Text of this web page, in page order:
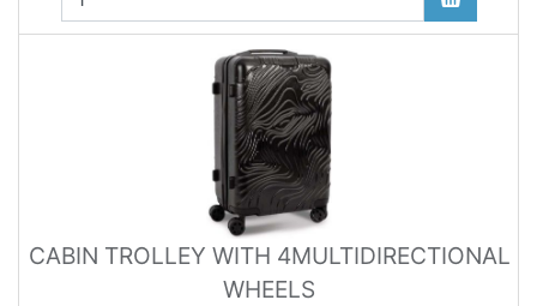
CABIN TROLLEY WITH 4MULTIDIRECTIONAL
WHEELS